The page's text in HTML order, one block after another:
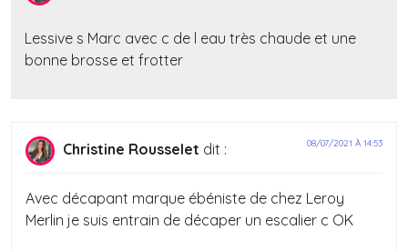
Lessive s Marc avec c de l eau très chaude et une
bonne brosse et frotter
Christine Rousselet dit : 08/07/2021 À 14:53
Avec décapant marque ébéniste de chez Leroy
Merlin je suis entrain de décaper un escalier c OK